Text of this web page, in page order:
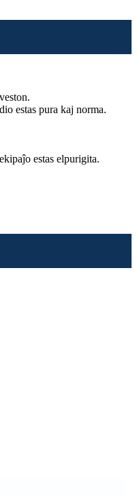
estas pura kaj norma.
estas elpurigita.